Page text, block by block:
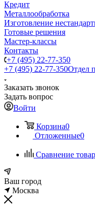
Кредит
Металлообработка
Изготовление
Готовые решения
Мастер-классы
Контакты
+7 (495) 22-77-350
+7 (495) 22-77-350Отдел
Заказать звонок
Задать вопрос
Войти
Корзина0
Отложенные0
Сравнение
Ваш город
Москва